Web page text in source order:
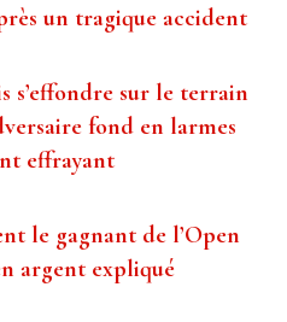
un tragique accident
s’effondre sur le terrain
fond en larmes
effrayant
le gagnant de l’Open
argent expliqué